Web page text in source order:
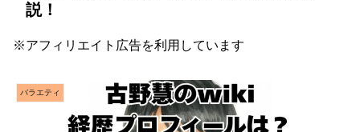
説！
※アフィリエイト広告を利用しています
バラエティ